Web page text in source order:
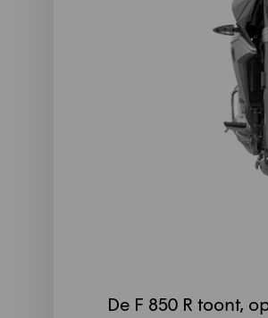
De F 850 R toont,